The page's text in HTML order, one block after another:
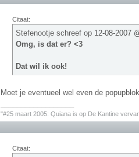
Citaat:
Stefenootje schreef op 12-08-2007
Omg, is dat er? <3
Dat wil ik ook!
Moet je eventueel wel even de
"#25 maart 2005: Quiana is op De Kantine
Citaat: